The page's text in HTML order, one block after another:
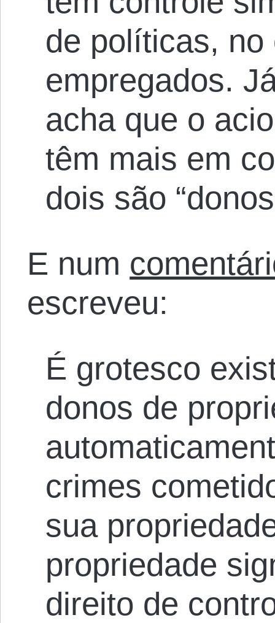
de políticas,
empregados.
acha que o
têm mais em
dois são
E num
escreveu:
É grotesco
donos de
crimes
sua
propriedade
direito de